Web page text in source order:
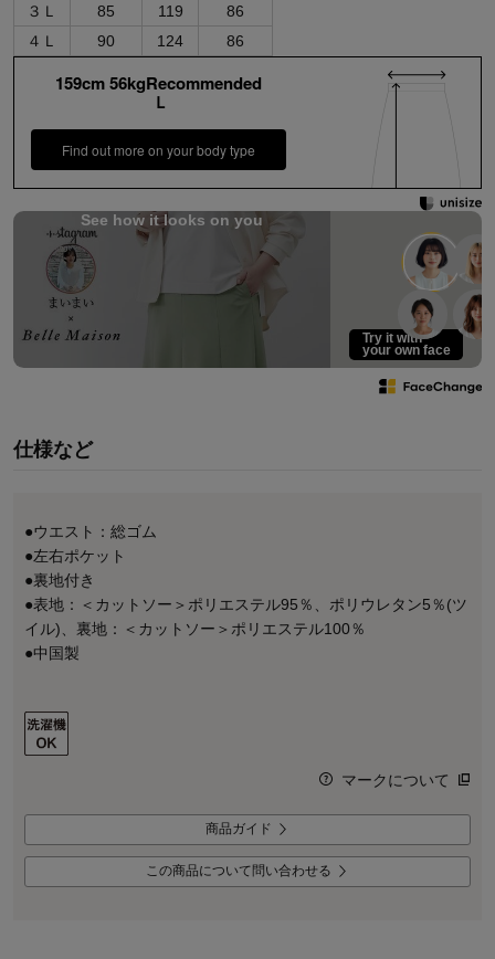
３Ｌ
85 119
86
４Ｌ
90 124 86
159cm 56kgRecommended
Ｌ
Find out more on your body type
See how it looks on you
Try it with
your own face
仕様など
●ウエスト：総ゴム
●左右ポケット
●裏地付き
●表地：＜カットソー＞ポリエステル95％、ポリウレタン5％(ツ
イル)、裏地：＜カットソー＞ポリエステル100％
●中国製
マークについて
商品ガイド
この商品について問い合わせる